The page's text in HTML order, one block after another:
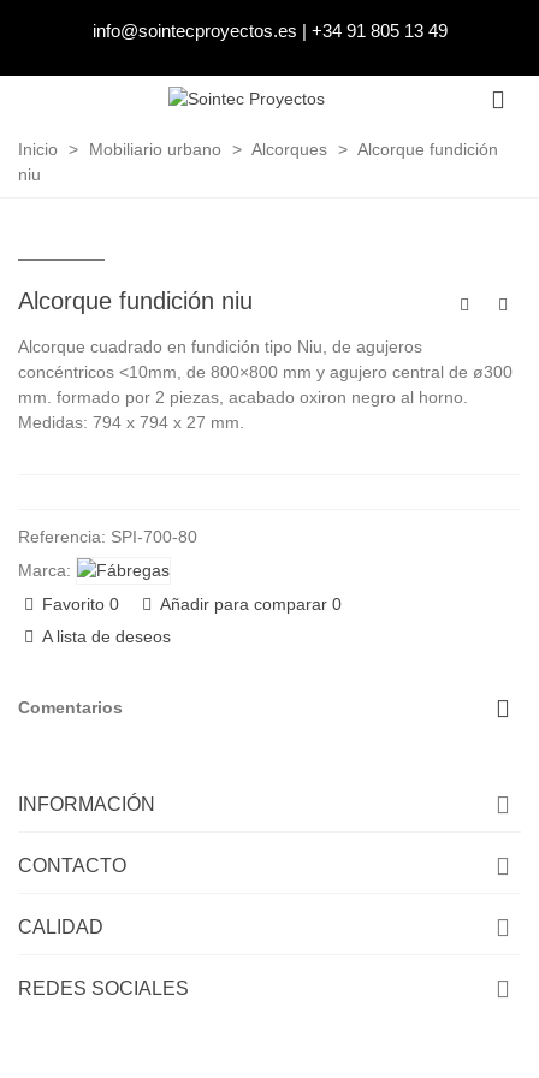
info@sointecproyectos.es | +34 91 805 13 49
Inicio > Mobiliario urbano > Alcorques > Alcorque fundición
niu
Alcorque fundición niu
Alcorque cuadrado en fundición tipo Niu, de agujeros
concéntricos <10mm, de 800×800 mm y agujero central de ø300
mm. formado por 2 piezas, acabado oxiron negro al horno.
Medidas: 794 x 794 x 27 mm.
Referencia: SPI-700-80
Marca:
Favorito 0 Añadir para comparar 0
A lista de deseos
Comentarios
INFORMACIÓN
CONTACTO
CALIDAD
REDES SOCIALES